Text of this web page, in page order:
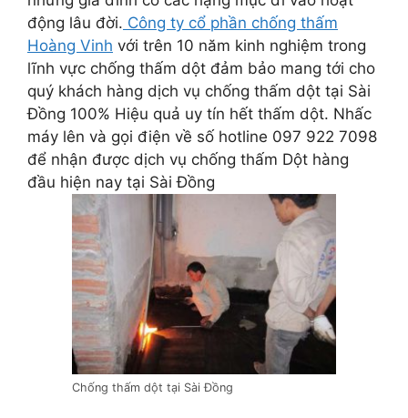
động lâu đời. Công ty cổ phần chống thấm
Hoàng Vinh với trên 10 năm kinh nghiệm trong
lĩnh vực chống thấm dột đảm bảo mang tới cho
quý khách hàng dịch vụ chống thấm dột tại Sài
Đồng 100% Hiệu quả uy tín hết thấm dột. Nhấc
máy lên và gọi điện về số hotline 097 922 7098
để nhận được dịch vụ chống thấm Dột hàng
đầu hiện nay tại Sài Đồng
Chống thấm dột tại Sài Đồng